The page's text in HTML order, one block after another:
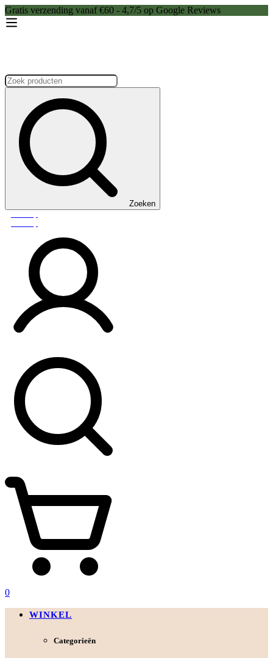
Gratis verzending vanaf €60 - 4,7/5 op Google Reviews
Zoeken:
Zoeken
0
WINKEL
Categorieën